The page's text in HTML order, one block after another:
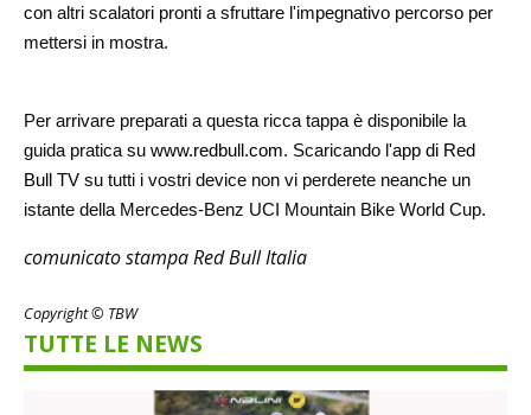
con altri scalatori pronti a sfruttare l'impegnativo percorso per
mettersi in mostra.
Per arrivare preparati a questa ricca tappa è disponibile la
guida pratica su www.redbull.com. Scaricando l'app di Red
Bull TV su tutti i vostri device non vi perderete neanche un
istante della Mercedes-Benz UCI Mountain Bike World Cup.
comunicato stampa Red Bull Italia
Copyright © TBW
TUTTE LE NEWS